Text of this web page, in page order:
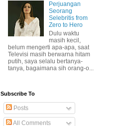
Perjuangan
Seorang
Selebritis from
Zero to Hero
Dulu waktu
masih kecil,
belum mengerti apa-apa, saat
Televisi masih berwarna hitam
putih, saya selalu bertanya-
tanya, bagaimana sih orang-o...
Subscribe To
Posts
All Comments